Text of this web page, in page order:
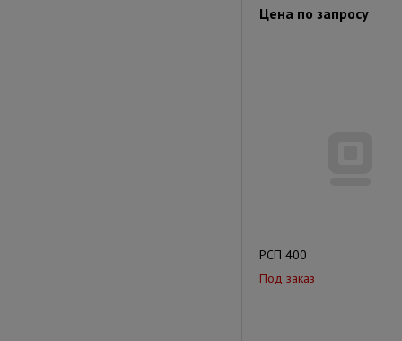
Цена по запросу
РСП 400
Под заказ